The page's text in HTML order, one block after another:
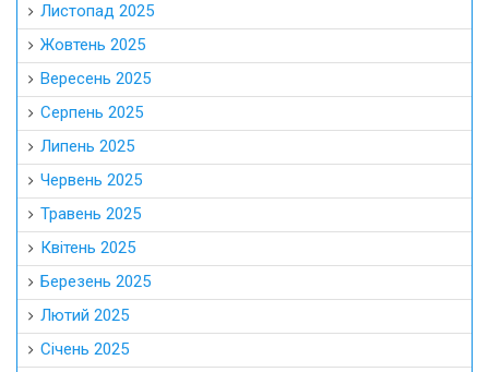
Листопад 2025
Жовтень 2025
Вересень 2025
Серпень 2025
Липень 2025
Червень 2025
Травень 2025
Квітень 2025
Березень 2025
Лютий 2025
Січень 2025